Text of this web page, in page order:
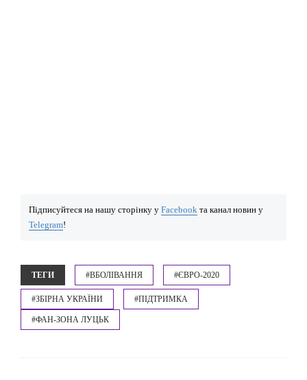
Підписуйтеся на нашу сторінку у Facebook та канал новин у
Telegram!
ТЕГИ #ВБОЛІВАННЯ #ЄВРО-2020
#ЗБІРНА УКРАЇНИ #ПІДТРИМКА
#ФАН-ЗОНА ЛУЦЬК